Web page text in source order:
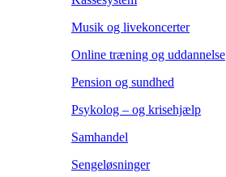
Musik og livekoncerter
Online træning og uddannelse
Pension og sundhed
Psykolog – og krisehjælp
Samhandel
Sengeløsninger